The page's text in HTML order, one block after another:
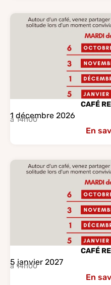
CAFÉ
1 décembre 2026
à 14h00
En
CAFÉ
5 janvier 2027
à 14h00
En